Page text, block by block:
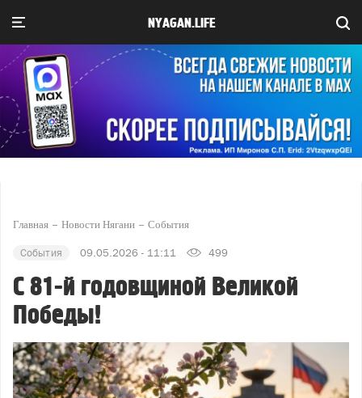
NYAGAN.LIFE
Главная Новости Нягани События
События 09.05.2026 - 11:11 499
С 81-й годовщиной Великой
Победы!